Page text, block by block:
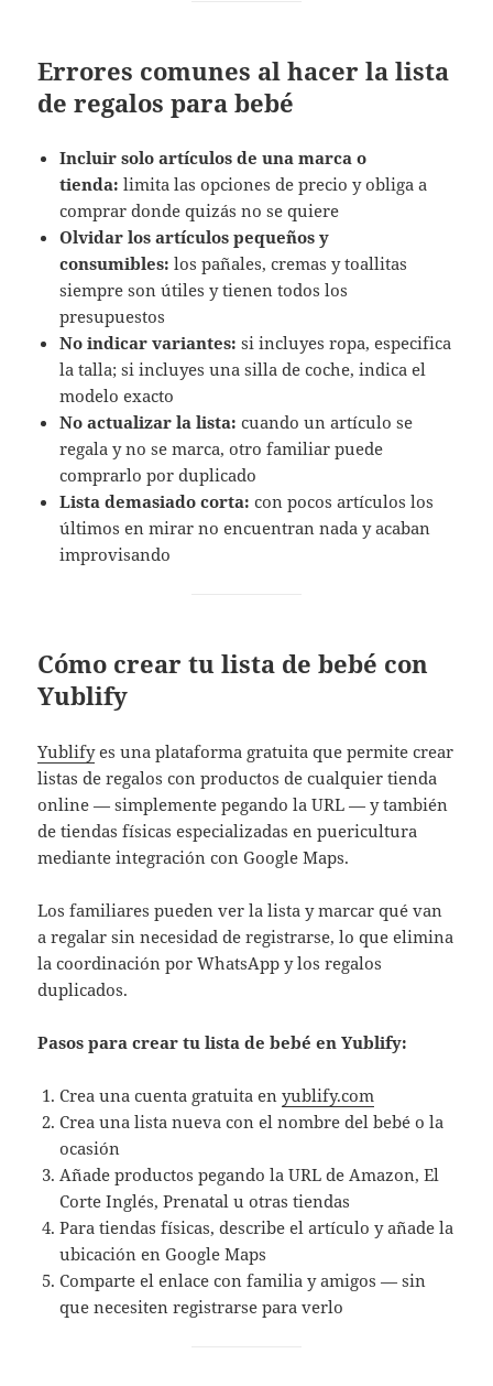
Errores comunes al hacer la lista
de regalos para bebé
Incluir solo artículos de una marca o
tienda: limita las opciones de precio y obliga a
comprar donde quizás no se quiere
Olvidar los artículos pequeños y
consumibles: los pañales, cremas y toallitas
siempre son útiles y tienen todos los
presupuestos
No indicar variantes: si incluyes ropa, especifica
la talla; si incluyes una silla de coche, indica el
modelo exacto
No actualizar la lista: cuando un artículo se
regala y no se marca, otro familiar puede
comprarlo por duplicado
Lista demasiado corta: con pocos artículos los
últimos en mirar no encuentran nada y acaban
improvisando
Cómo crear tu lista de bebé con
Yublify
Yublifyes una plataforma gratuita que permite crear
listas de regalos con productos de cualquier tienda
online — simplemente pegando la URL — y también
de tiendas físicas especializadas en puericultura
mediante integración con Google Maps.
Los familiares pueden ver la lista y marcar qué van
a regalar sin necesidad de registrarse, lo que elimina
la coordinación por WhatsApp y los regalos
duplicados.
Pasos para crear tu lista de bebé en Yublify:
Crea una cuenta gratuita enyublify.com
Crea una lista nueva con el nombre del bebé o la
ocasión
Añade productos pegando la URL de Amazon, El
Corte Inglés, Prenatal u otras tiendas
Para tiendas físicas, describe el artículo y añade la
ubicación en Google Maps
Comparte el enlace con familia y amigos — sin
que necesiten registrarse para verlo